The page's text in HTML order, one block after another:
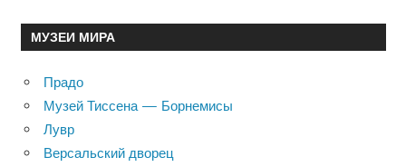
МУЗЕИ МИРА
Прадо
Музей Тиссена — Борнемисы
Лувр
Версальский дворец